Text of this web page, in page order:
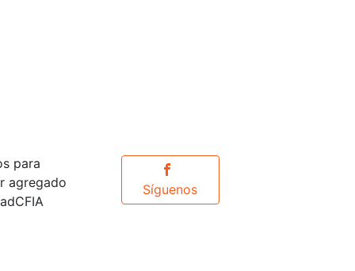
para
agregado
Síguenos